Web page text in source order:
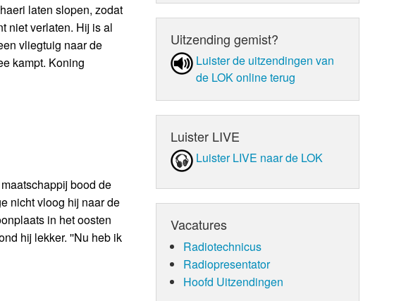
laten slopen, zodat
niet verlaten. Hij is al
vliegtuig naar de
kampt. Koning
bood de
nicht vloog hij naar de
in het oosten
hij lekker. ''Nu heb ik
Uitzending gemist?
Luister de uit­zen­din­gen van
de LOK online terug
Luister LIVE
Luister LIVE naar de LOK
Vacatures
Radiotechnicus
Radiopresentator
Hoofd Uitzendingen